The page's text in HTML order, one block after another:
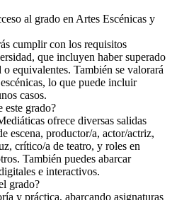
al grado en Artes Escénicas y
cumplir con los requisitos
que incluyen haber superado
equivalentes. También se valorará
lo que puede incluir
casos.
este grado?
ofrece diversas salidas
escena, productor/a, actor/actriz,
crítico/a de teatro, y roles en
También puedes abarcar
e interactivos.
grado?
y práctica, abarcando asignaturas